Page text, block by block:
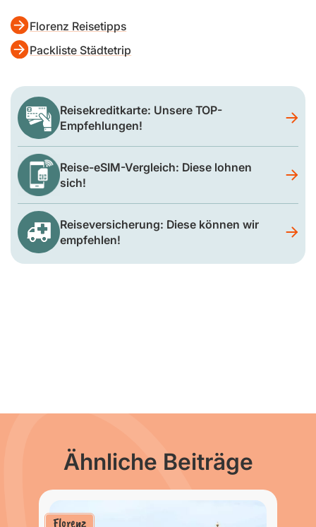
Florenz Reisetipps
Packliste Städtetrip
Reisekreditkarte: Unsere TOP-
Empfehlungen!
Reise-eSIM-Vergleich: Diese lohnen
sich!
Reiseversicherung: Diese können wir
empfehlen!
Ähnliche Beiträge
Florenz